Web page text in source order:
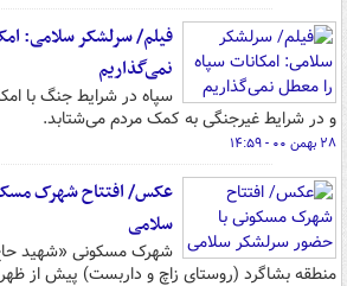
فیلم/ سرلشکر سلامی:
نمی‌گذاریم
سپاه در شرایط جنگ با
و در شرایط غیرجنگی به کمک مردم می‌شتابد.
۲۸ بهمن ۰۰ - ۱۴:۵۹
عکس/ افتتاح شهرک
سلامی
شهرک مسکونی «شهید
منطقه بشاگرد (روستای زاچ و داربست) پیش از